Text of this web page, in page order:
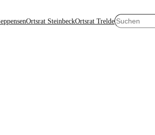
Ortsrat SteinbeckOrtsrat TreldeSuchen